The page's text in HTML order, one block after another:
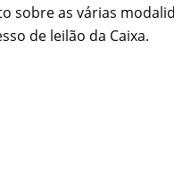
sobre as várias
de leilão da Caixa.